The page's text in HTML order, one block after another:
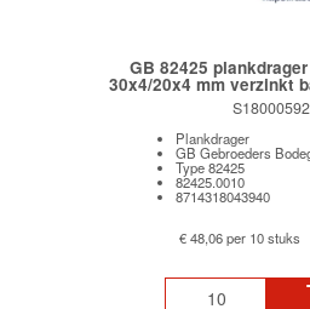
GB 82425
30x4/20x4 mm verzinkt
S18000592
Plankdrager
GB Gebroeders
Type 82425
82425.0010
8714318043940
€ 48,06 per 10 stuks